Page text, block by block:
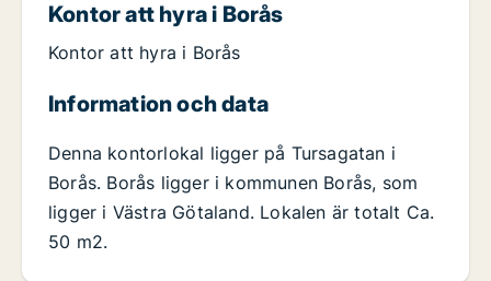
Kontor att hyra i Borås
Kontor att hyra i Borås
Information och data
Denna kontorlokal ligger på Tursagatan i
Borås. Borås ligger i kommunen Borås, som
ligger i Västra Götaland. Lokalen är totalt Ca.
50 m2.